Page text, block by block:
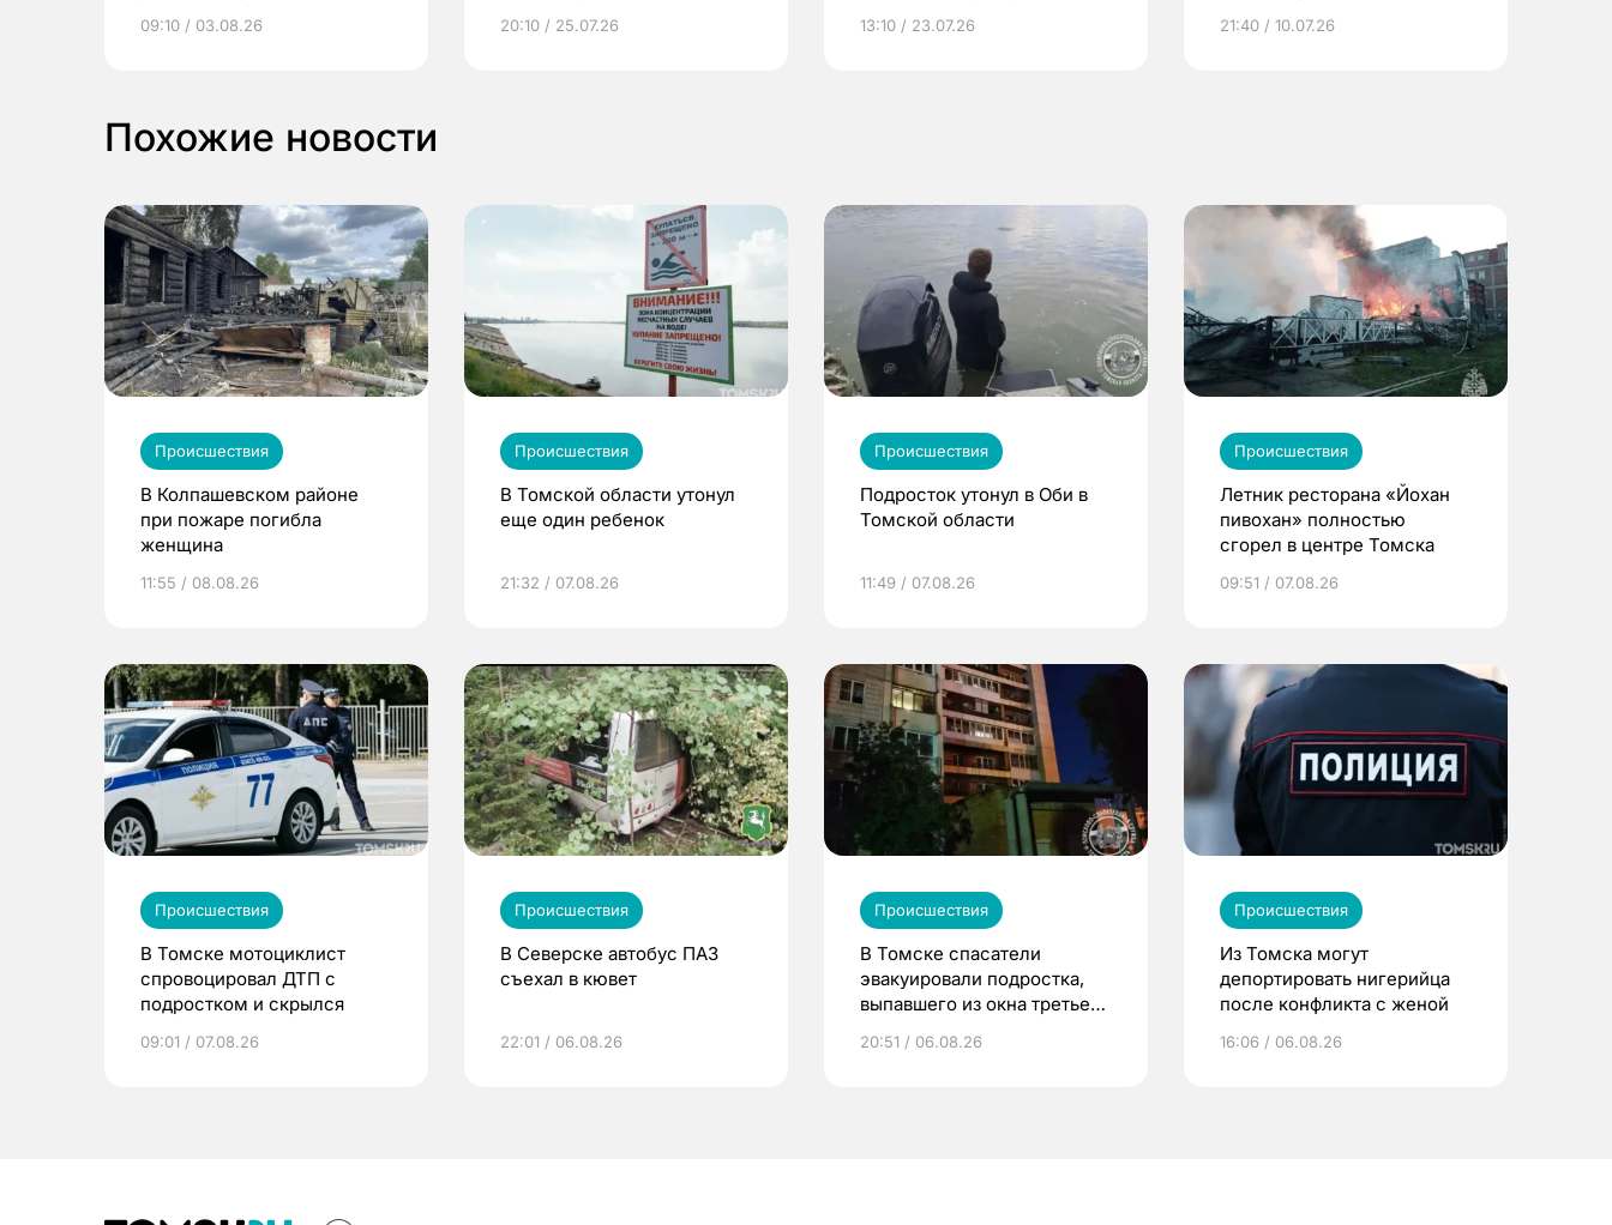
выиграть призы
09:10 / 03.08.26 20:10 / 25.07.26
по ОМС!
13:10 / 23.07.26 21:40 / 10.07.26
Похожие новости
Происшествия
В Колпашевском районе
при пожаре погибла
женщина
11:55 / 08.08.26
Происшествия
В Томской области утонул
еще один ребенок
21:32 / 07.08.26
Происшествия
Подросток утонул в Оби в
Томской области
11:49 / 07.08.26
Происшествия
Летник ресторана «Йохан
пивохан» полностью
сгорел в центре Томска
09:51 / 07.08.26
Происшествия
В Томске мотоциклист
спровоцировал ДТП с
подростком и скрылся
09:01 / 07.08.26
Происшествия
В Северске автобус ПАЗ
съехал в кювет
22:01 / 06.08.26
Происшествия
В Томске спасатели
эвакуировали подростка,
выпавшего из окна третьего
20:51 / 06.08.26
Происшествия
Из Томска могут
депортировать нигерийца
после конфликта с женой
16:06 / 06.08.26